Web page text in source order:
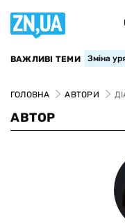
ВАЖЛИВІ ТЕМИ Зміна
ГОЛОВНА АВТОРИ
АВТОР